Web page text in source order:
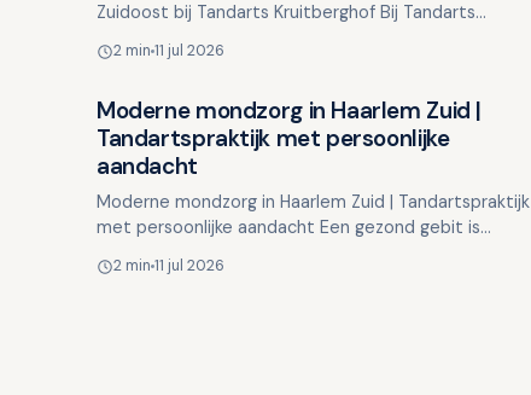
Zuidoost bij Tandarts Kruitberghof Bij Tandarts
het bieden van …
2 min 11 jul 2026
Overig nieuws
Moderne mondzorg in Haarlem Zuid |
Tandartspraktijk met persoonlijke
aandacht
Moderne mondzorg in Haarlem Zuid | Tandartspraktijk
met persoonlijke aandacht Een gezond gebit is
zelfvertrouwen en dage…
2 min 11 jul 2026